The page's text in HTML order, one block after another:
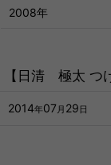
【日清 極太 つ
2014年07 月 29 日
2008年